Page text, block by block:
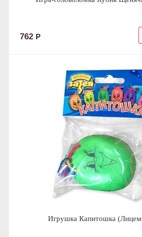
762 Р
Игрушка Капитошка